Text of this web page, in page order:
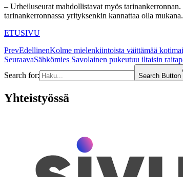
– Urheiluseurat mahdollistavat myös
tarinankerronnassa yrityksenkin kannattaa olla mukana.
ETUSIVU
PrevEdellinenKolme mielenkiintoista väittämää
SeuraavaSähkömies Savolainen pukeutuu iltaisin
Search for:
Search Button
Yhteistyössä